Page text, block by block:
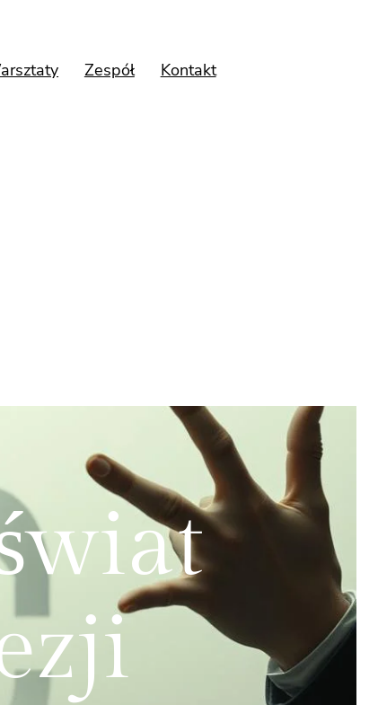
Zespół Kontakt